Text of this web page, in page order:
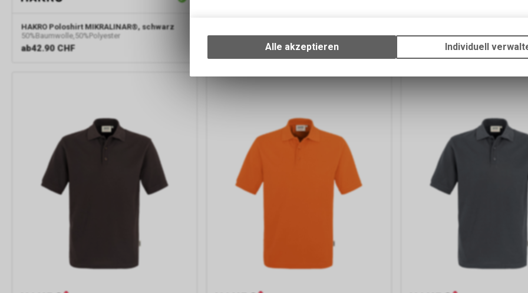
HAKRO Poloshirt MIKRALINAR®, schwarz
50%Baumwolle,50%Polyester
ab42.90 CHF
50%Baumwolle,50%Polyester
42.90 CHF
50%Baumwolle,50%Polyester
42.90 CHF
Ihrem Gerät, um die grundlegenden Funktionen unseres Online-
Verwendung des Warenkorbs, zu ermöglichen. Bitte beachten Sie,
zulassen.
Diese Website benutzt Google Analytics, einen Webanalysedienst
Inc. ("Google"). Google Analytics verwendet sog. "Cookies",
Ihrem Computer gespeichert werden und die eine Analyse der
Website durch Sie ermöglichen. Die durch den Cookie erzeugten
über Ihre Benutzung dieser Website werden in der Regel an einen
Google in den USA übertragen und dort gespeichert.
zentrale Benutzeroberfläche zu verwalten. Dadurch können wir
Präsenz integrieren. Der Tag Manager selbst, der für die
Alle akzeptieren Individuell